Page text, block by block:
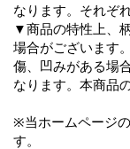
なります。それぞ
▼商品の特性上、
場合がございます
傷、凹みがある場
なります。本商品
※当ホームページ
す。